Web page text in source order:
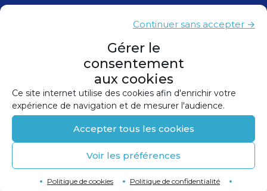
Gérer le
consentement
aux cookies
Ce site internet utilise des cookies afin d'enrichir votre
expérience de navigation et de mesurer l'audience.
Accepter tous les cookies
Continuer sans accepter →
Voir les préférences
Politique de cookies Politique de confidentialité
Mentions légales
Politique de confidentialité
Politique de cookies (UE)
Conception et réalisation :Canopée
Retour en haut de page↑